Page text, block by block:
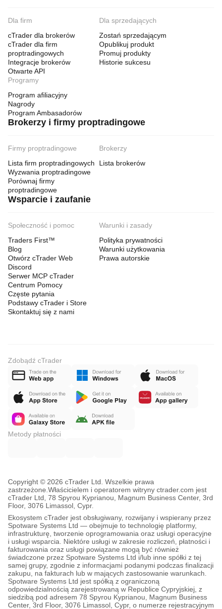
Dla firm
cTrader dla brokerów
cTrader dla firm
proptradingowych
Integracje brokerów
Otwarte API
Dla sprzedających
Zostań sprzedającym
Opublikuj produkt
Promuj produkty
Historie sukcesu
Programy
Program afiliacyjny
Nagrody
Program Ambasadorów
Brokerzy i firmy proptradingowe
Firmy proptradingowe
Lista firm proptradingowych
Wyzwania proptradingowe
Porównaj firmy
proptradingowe
Brokerzy
Lista brokerów
Wsparcie i zaufanie
Społeczność i pomoc
Traders First™
Blog
Otwórz cTrader Web
Discord
Serwer MCP cTrader
Centrum Pomocy
Częste pytania
Podstawy cTrader i Store
Skontaktuj się z nami
Warunki i zasady
Polityka prywatności
Warunki użytkowania
Prawa autorskie
Zdobądź cTrader
Metody płatności
Copyright © 2026 cTrader Ltd. Wszelkie prawa
zastrzeżone. Właścicielem i operatorem witryny ctrader.com jest
cTrader Ltd, 78 Spyrou Kyprianou, Magnum Business Center, 3rd
Floor, 3076 Limassol, Cypr.
Ekosystem cTrader jest obsługiwany, rozwijany i wspierany przez
Spotware Systems Ltd — obejmuje to technologię platformy,
infrastrukturę, tworzenie oprogramowania oraz usługi operacyjne
i usługi wsparcia. Niektóre usługi w zakresie rozliczeń, płatności i
fakturowania oraz usługi powiązane mogą być również
świadczone przez Spotware Systems Ltd i/lub inne spółki z tej
samej grupy, zgodnie z informacjami podanymi podczas finalizacji
zakupu, na fakturach lub w mających zastosowanie warunkach.
Spotware Systems Ltd jest spółką z ograniczoną
odpowiedzialnością zarejestrowaną w Republice Cypryjskiej, z
siedzibą pod adresem 78 Spyrou Kyprianou, Magnum Business
Center, 3rd Floor, 3076 Limassol, Cypr, o numerze rejestracyjnym